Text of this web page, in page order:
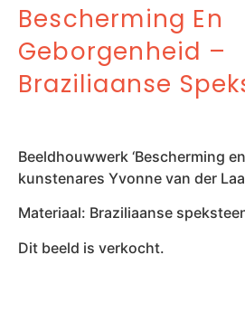
Bescherming En
Geborgenheid –
Braziliaanse
Beeldhouwwerk ‘Bescherming
kunstenares Yvonne van der
Materiaal: Braziliaanse
Dit beeld is verkocht.